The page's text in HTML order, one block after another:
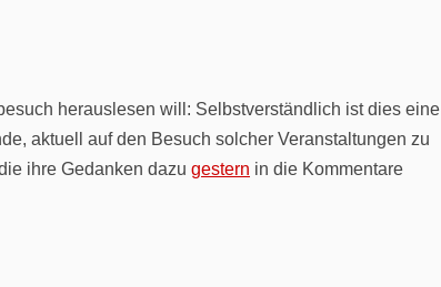
herauslesen will: Selbstverständlich ist dies eine
aktuell auf den Besuch solcher Veranstaltungen zu
ihre Gedanken dazu gestern in die Kommentare